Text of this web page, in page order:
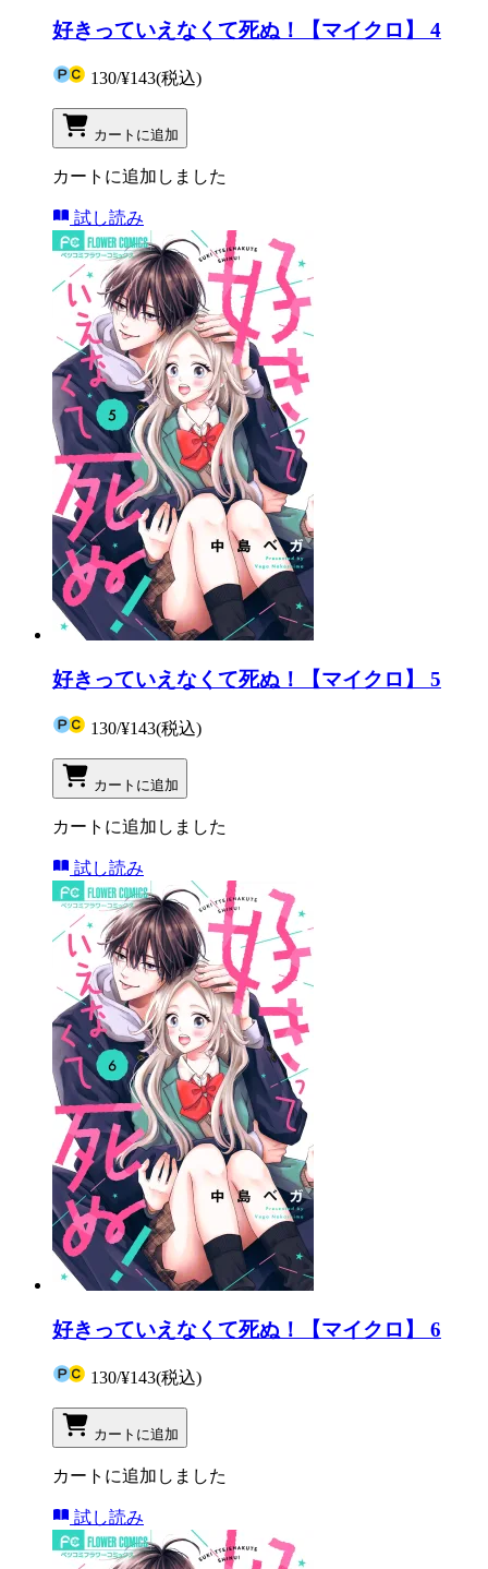
好きっていえなくて死ぬ！【マイクロ】 4
130/¥143(税込)
カートに追加
カートに追加しました
試し読み
好きっていえなくて死ぬ！【マイクロ】 5
130/¥143(税込)
カートに追加
カートに追加しました
試し読み
好きっていえなくて死ぬ！【マイクロ】 6
130/¥143(税込)
カートに追加
カートに追加しました
試し読み